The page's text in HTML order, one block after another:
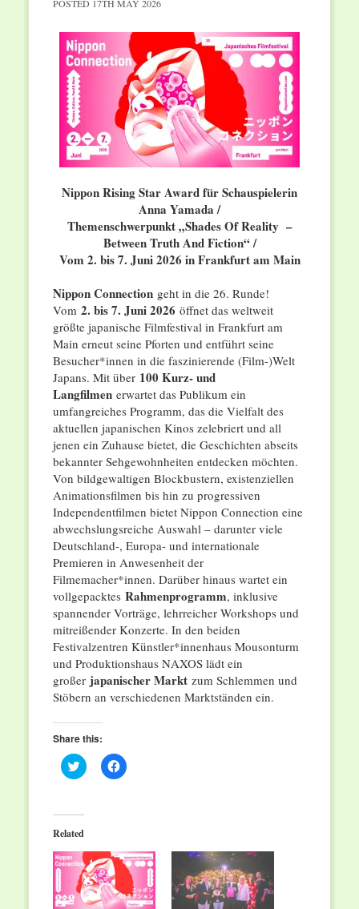
POSTED 17TH MAY 2026
Nippon Rising Star Award für Schauspielerin
Anna Yamada /
Themenschwerpunkt „Shades Of Reality –
Between Truth And Fiction“ /
Vom 2. bis 7. Juni 2026 in Frankfurt am Main
Nippon Connection geht in die 26. Runde!
Vom 2. bis 7. Juni 2026 öffnet das weltweit
größte japanische Filmfestival in Frankfurt am
Main erneut seine Pforten und entführt seine
Besucher*innen in die faszinierende (Film-)Welt
Japans. Mit über 100 Kurz- und
Langfilmenerwartet das Publikum ein
umfangreiches Programm, das die Vielfalt des
aktuellen japanischen Kinos zelebriert und all
jenen ein Zuhause bietet, die Geschichten abseits
bekannter Sehgewohnheiten entdecken möchten.
Von bildgewaltigen Blockbustern, existenziellen
Animationsfilmen bis hin zu progressiven
Independentfilmen bietet Nippon Connection eine
abwechslungsreiche Auswahl – darunter viele
Deutschland-, Europa- und internationale
Premieren in Anwesenheit der
Filmemacher*innen. Darüber hinaus wartet ein
vollgepacktes Rahmenprogramm, inklusive
spannender Vorträge, lehrreicher Workshops und
mitreißender Konzerte. In den beiden
Festivalzentren Künstler*innenhaus Mousonturm
und Produktionshaus NAXOS lädt ein
großerjapanischer Marktzum Schlemmen und
Stöbern an verschiedenen Marktständen ein.
Share this:
Click
to
(Opens
in
new
Click
to
Related